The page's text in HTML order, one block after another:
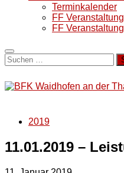
Terminkalender
FF
FF
Suchen
nach:
2019
11.01.2019 –